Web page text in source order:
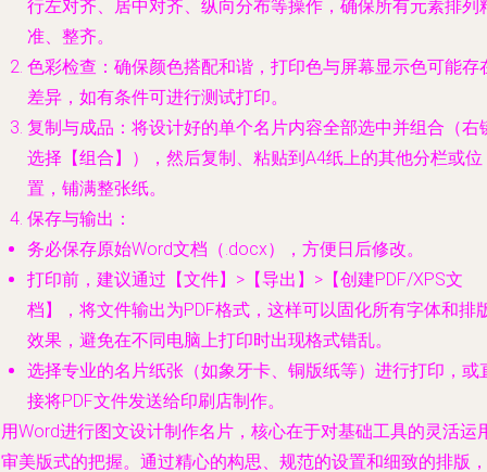
行左对齐、居中对齐、纵向分布等操作，确保所有元素排列
准、整齐。
色彩检查 ：确保颜色搭配和谐，打印色与屏幕显示色可能存
差异，如有条件可进行测试打印。
复制与成品 ：将设计好的单个名片内容全部选中并组合（右
选择【组合】），然后复制、粘贴到A4纸上的其他分栏或位
置，铺满整张纸。
保存与输出 ：
务必保存原始Word文档（.docx），方便日后修改。
打印前，建议通过【文件】>【导出】>【创建PDF/XPS文
档】，将文件输出为PDF格式，这样可以固化所有字体和排
效果，避免在不同电脑上打印时出现格式错乱。
选择专业的名片纸张（如象牙卡、铜版纸等）进行打印，或
接将PDF文件发送给印刷店制作。
Word进行图文设计制作名片，核心在于对基础工具的灵活运
美版式的把握。通过精心的构思、规范的设置和细致的排版，